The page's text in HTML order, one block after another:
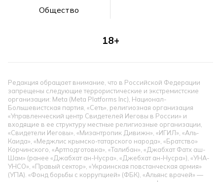
Общество
18+
Редакция обращает внимание, что в Российской Федерации
запрещены следующие террористические и экстремистские
организации: Meta (Meta Platforms Inc), Национал-
Большевистская партия, «Сеть», религиозная организация
«Управленческий центр Свидетелей Иеговы в России» и
входящие в ее структуру местные религиозные организации,
«Свидетели Иеговы», «Мизантропик Дивижн», «ИГИЛ», «Аль-
Каида», «Меджлис крымско-татарского народа», «Братство»
Корчинского, «Артподготовка», «Талибан», «Джабхат Фатх аш-
Шам» (ранее «Джабхат ан-Нусра», «Джебхат ан-Нусра»), «УНА-
УНСО», «Правый сектор», «Украинская повстанческая армия»
(УПА). «Фонд борьбы с коррупцией» (ФБК), «Альянс врачей» —